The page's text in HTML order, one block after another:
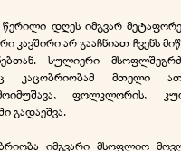
დღეს იმგვარ
კავშირი არ გააჩნიათ ჩვენს
სულიერი
კაცობრიობამ მთელი
ფოლკლორის,
გადაეშვა.
იმგვარი მსოფლიო